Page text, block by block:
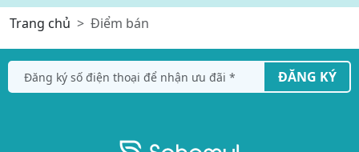
Trang chủ Điểm bán
ĐĂNG KÝ